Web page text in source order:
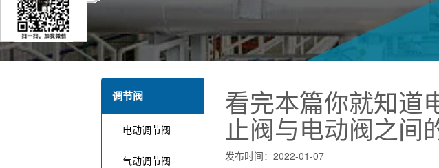
调节阀
电动调节阀
气动调节阀
看完本篇你就知道
止阀与电动阀之间
发布时间：2022-01-07